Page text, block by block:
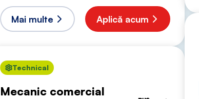
Mai multe Aplică acum
Technical
Mecanic comercial